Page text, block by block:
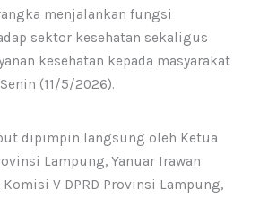
menjalankan fungsi
sektor kesehatan sekaligus
kesehatan kepada masyarakat
(11/5/2026).
dipimpin langsung oleh Ketua
Lampung, Yanuar Irawan
V DPRD Provinsi Lampung,